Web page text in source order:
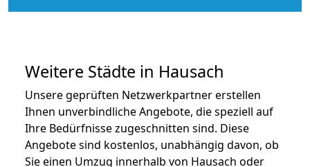
Weitere Städte in Hausach
Unsere geprüften Netzwerkpartner erstellen
Ihnen unverbindliche Angebote, die speziell auf
Ihre Bedürfnisse zugeschnitten sind. Diese
Angebote sind kostenlos, unabhängig davon, ob
Sie einen Umzug innerhalb von Hausach oder